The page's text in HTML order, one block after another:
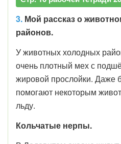
3. Мой рассказ о
районов.
У животных холодных
очень плотный мех с
жировой прослойки. Даже
помогают некоторым
льду.
Кольчатые нерпы.